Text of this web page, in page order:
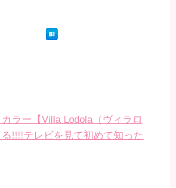
ラー【Villa Lodola（ヴィラロ
る!!!!テレビを見て初めて知った